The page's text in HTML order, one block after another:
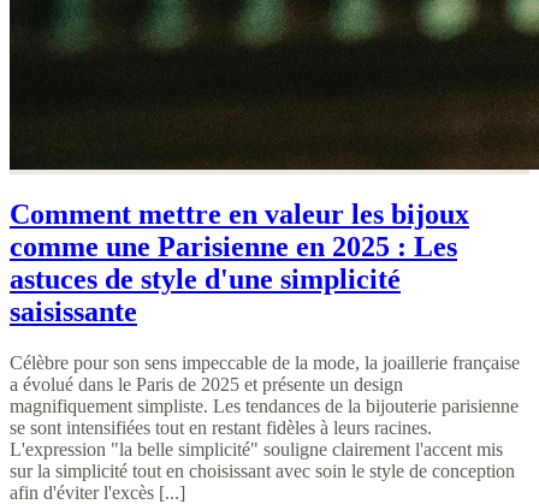
Comment mettre en valeur les bijoux
comme une Parisienne en 2025 : Les
astuces de style d'une simplicité
saisissante
Célèbre pour son sens impeccable de la mode, la joaillerie française
a évolué dans le Paris de 2025 et présente un design
magnifiquement simpliste. Les tendances de la bijouterie parisienne
se sont intensifiées tout en restant fidèles à leurs racines.
L'expression "la belle simplicité" souligne clairement l'accent mis
sur la simplicité tout en choisissant avec soin le style de conception
afin d'éviter l'excès [...]